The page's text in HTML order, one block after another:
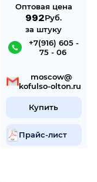
Оптовая цена
992Руб.
за штуку
+7(916) 605 -
75 - 06
mosсow@
kofulso-olton.ru
Купить
Прайс-лист